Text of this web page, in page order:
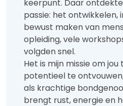
keerpunt. Daar
passie: het ontwikkelen,
bewust maken van
opleiding, vele
volgden snel.
Het is mijn missie om jou
potentieel te
als krachtige
brengt rust, energie en